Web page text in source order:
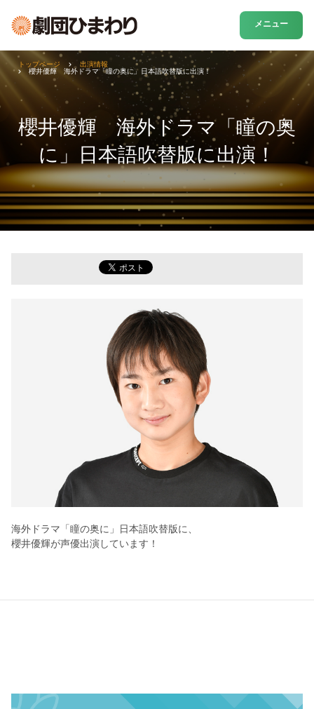
メニュー
櫻井優輝 海外ドラマ「瞳の奥
に」日本語吹替版に出演！
トップページ
出演情報
櫻井優輝 海外ドラマ「瞳の奥に」日本語吹替版に出演！
海外ドラマ「瞳の奥に」日本語吹替版に、
櫻井優輝が声優出演しています！